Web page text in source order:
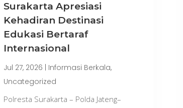
Surakarta Apresiasi
Kehadiran Destinasi
Edukasi Bertaraf
Internasional
Jul 27, 2026 | Informasi Berkala,
Uncategorized
Polresta Surakarta – Polda Jateng–